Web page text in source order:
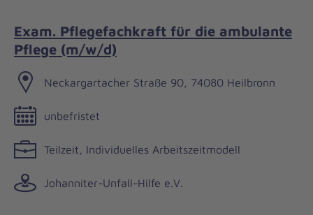
Exam. Pflegefachkraft für die ambulante
Pflege (m/w/d)
Neckargartacher Straße 90, 74080 Heilbronn
unbefristet
Teilzeit, Individuelles Arbeitszeitmodell
Johanniter-Unfall-Hilfe e.V.